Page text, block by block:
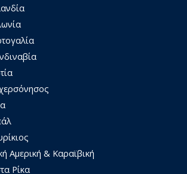
Αμερική & Καραϊβική
Ρίκα